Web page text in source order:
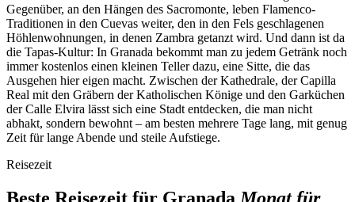
Gegenüber, an den Hängen des Sacromonte, leben Flamenco-
Traditionen in den Cuevas weiter, den in den Fels geschlagenen
Höhlenwohnungen, in denen Zambra getanzt wird. Und dann ist da
die Tapas-Kultur: In Granada bekommt man zu jedem Getränk noch
immer kostenlos einen kleinen Teller dazu, eine Sitte, die das
Ausgehen hier eigen macht. Zwischen der Kathedrale, der Capilla
Real mit den Gräbern der Katholischen Könige und den Garküchen
der Calle Elvira lässt sich eine Stadt entdecken, die man nicht
abhakt, sondern bewohnt – am besten mehrere Tage lang, mit genug
Zeit für lange Abende und steile Aufstiege.
Reisezeit